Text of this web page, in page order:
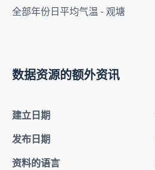
全部年份日平均气温 - 观塘
数据资源的额外资讯
建立日期
发布日期
资料的语言